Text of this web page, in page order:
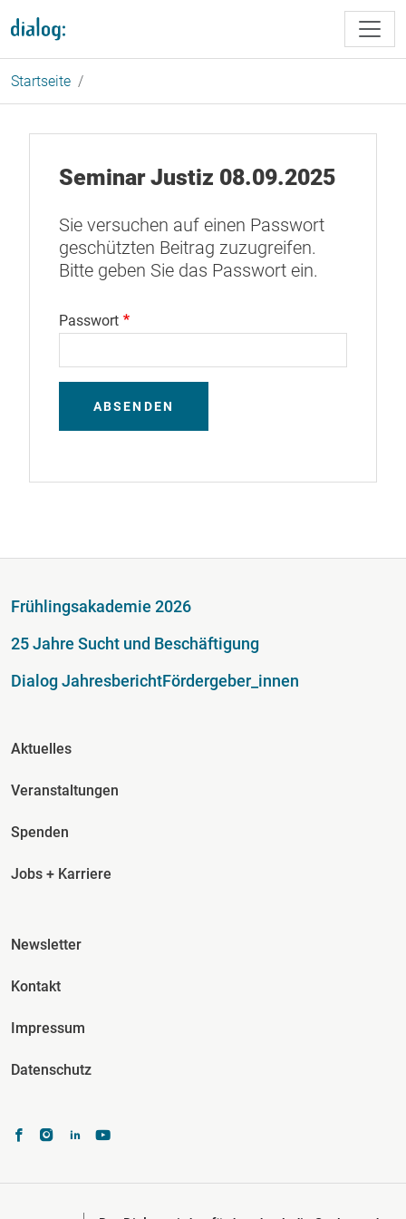
Startseite
Seminar Justiz 08.09.2025
Sie versuchen auf einen Passwort
geschützten Beitrag zuzugreifen.
Bitte geben Sie das Passwort ein.
Passwort
ABSENDEN
Fußzeile
Frühlingsakademie 2026
25 Jahre Sucht und Beschäftigung
Dialog JahresberichtFördergeber_innen
Fusszeile Spalte 2
Aktuelles
Veranstaltungen
Spenden
Jobs + Karriere
Fusszeile Spalte 3
Newsletter
Kontakt
Impressum
Datenschutz